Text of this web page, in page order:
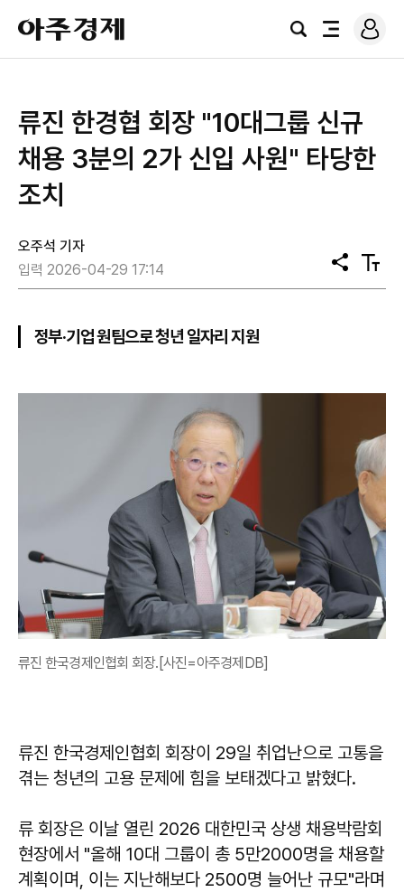
아
주
경
검
전
로
그
류진 한경협 회장 "10대그룹 신규
채용 3분의 2가 신입 사원" 타당한
조치
오주석 기자
입력 2026-04-29 17:14
공
유
텍
스
정부·기업 원팀으로 청년 일자리 지원
류진 한국경제인협회 회장.[사진=아주경제DB]
류진 한국경제인협회 회장이 29일 취업난으로 고통을
겪는 청년의 고용 문제에 힘을 보태겠다고 밝혔다.
류 회장은 이날 열린 2026 대한민국 상생 채용박람회
현장에서 "올해 10대 그룹이 총 5만2000명을 채용할
계획이며, 이는 지난해보다 2500명 늘어난 규모"라며